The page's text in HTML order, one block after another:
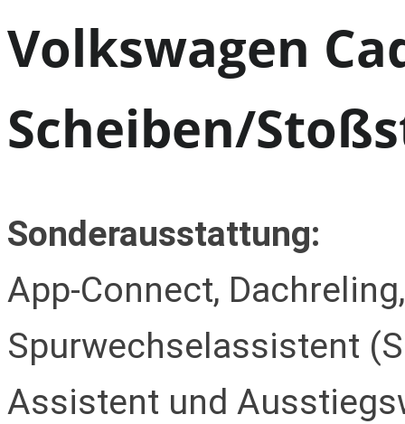
Volkswagen
Scheiben/
Sonderausstattung:
App-Connect,
Spurwechselassistent
Assistent und